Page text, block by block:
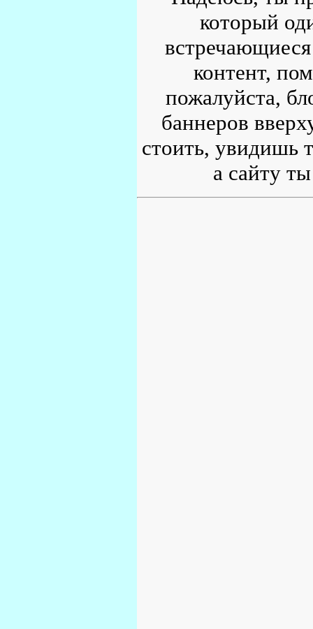
который
контент,
пожалуйста,
баннеров
стоить, увидишь
а сайту